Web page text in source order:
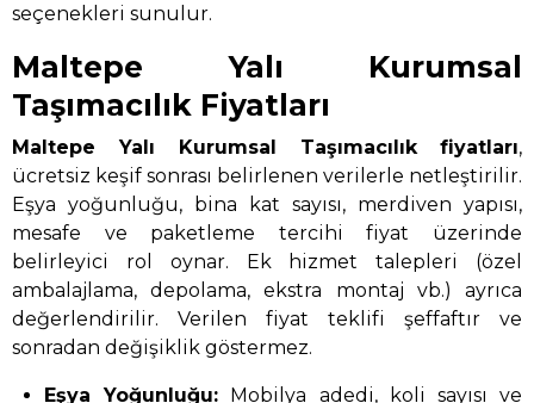
seçenekleri sunulur.
Maltepe Yalı Kurumsal
Taşımacılık Fiyatları
Maltepe Yalı Kurumsal Taşımacılık fiyatları,
ücretsiz keşif sonrası belirlenen verilerle netleştirilir.
Eşya yoğunluğu, bina kat sayısı, merdiven yapısı,
mesafe ve paketleme tercihi fiyat üzerinde
belirleyici rol oynar. Ek hizmet talepleri (özel
ambalajlama, depolama, ekstra montaj vb.) ayrıca
değerlendirilir. Verilen fiyat teklifi şeffaftır ve
sonradan değişiklik göstermez.
Eşya Yoğunluğu: Mobilya adedi, koli sayısı ve